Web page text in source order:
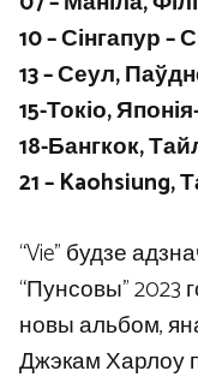
10 – Сінгапур –
13 – Сеул,
15-Токіо,
18-Бангкок,
21 – Kaohsiung,
“Vie” будзе
“Пунсовы” 2023
новы альбом,
Джэкам Харлоу